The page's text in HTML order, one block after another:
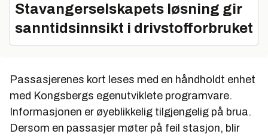
Stavangerselskapets løsning gir
sanntidsinnsikt i drivstofforbruket
Passasjerenes kort leses med en håndholdt enhet
med Kongsbergs egenutviklete programvare.
Informasjonen er øyeblikkelig tilgjengelig på brua.
Dersom en passasjer møter på feil stasjon, blir